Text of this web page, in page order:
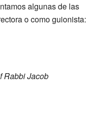
algunas de las
o como guionista:
Rabbi Jacob